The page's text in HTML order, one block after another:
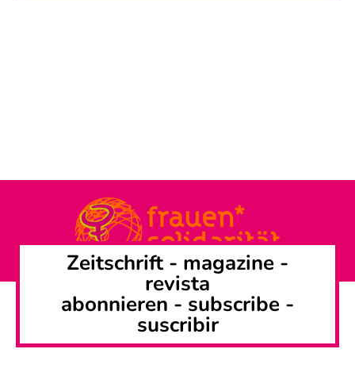
Zeitschrift - magazine -
revista
abonnieren - subscribe -
suscribir